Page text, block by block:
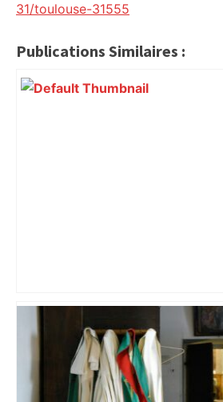
31/toulouse-31555
Publications Similaires :
"C'est la reprise des bouchons et
horrible", plus de 17 km de
ralentissements autour de
jeudi matin, on vous donne les
secteurs à éviter – ladepeche.fr